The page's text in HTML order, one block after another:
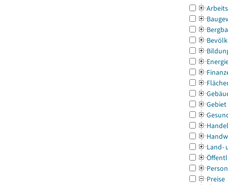
Gebiet
Land-
Preise